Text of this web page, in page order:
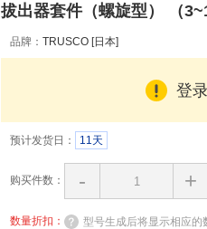
拔出器套件（螺旋型） （
品牌： TRUSCO [日本]
登
预计发货日： 11天
购买件数： - +
数量折扣： 型号生成后将显示相应的